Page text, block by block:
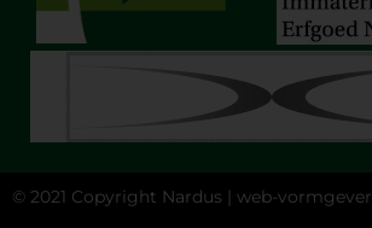
© 2021 Copyright Nardus | web-vormgever